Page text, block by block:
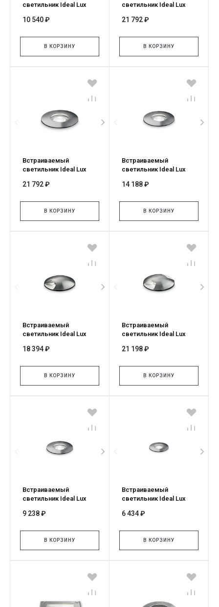
светильник Ideal Lux
DOUBLE 351551
10 540 ₽
В КОРЗИНУ
светильник Ideal Lux
4000K 371009
21 792 ₽
В КОРЗИНУ
Встраиваемый
светильник Ideal Lux
3000K 370996
21 792 ₽
В КОРЗИНУ
Встраиваемый
светильник Ideal Lux
3000K 370989
14 188 ₽
В КОРЗИНУ
Встраиваемый
светильник Ideal Lux
3000K 371016
18 394 ₽
В КОРЗИНУ
Встраиваемый
светильник Ideal Lux
3000K 371047
21 198 ₽
В КОРЗИНУ
Встраиваемый
светильник Ideal Lux
4000K 371085
9 238 ₽
В КОРЗИНУ
Встраиваемый
светильник Ideal Lux
4000K 371061
6 434 ₽
В КОРЗИНУ